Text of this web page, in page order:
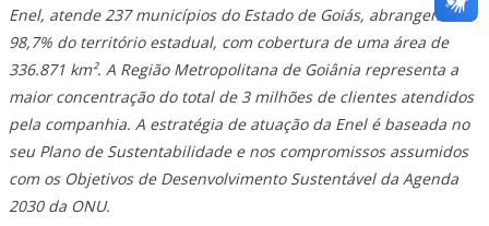
Enel, atende 237 municípios do Estado de Goiás, abrangendo
98,7% do território estadual, com cobertura de uma área de
336.871 km². A Região Metropolitana de Goiânia representa a
maior concentração do total de 3 milhões de clientes atendidos
pela companhia. A estratégia de atuação da Enel é baseada no
seu Plano de Sustentabilidade e nos compromissos assumidos
com os Objetivos de Desenvolvimento Sustentável da Agenda
2030 da ONU.